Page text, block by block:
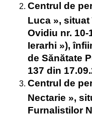
Centrul de
Luca », situat
Ovidiu nr. 10-
Ierarhi »),
de Sănătate
137 din
Centrul de
Nectarie »,
Furnalistilor